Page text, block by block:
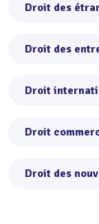
Droit des
Droit des
Droit
Droit
Droit des